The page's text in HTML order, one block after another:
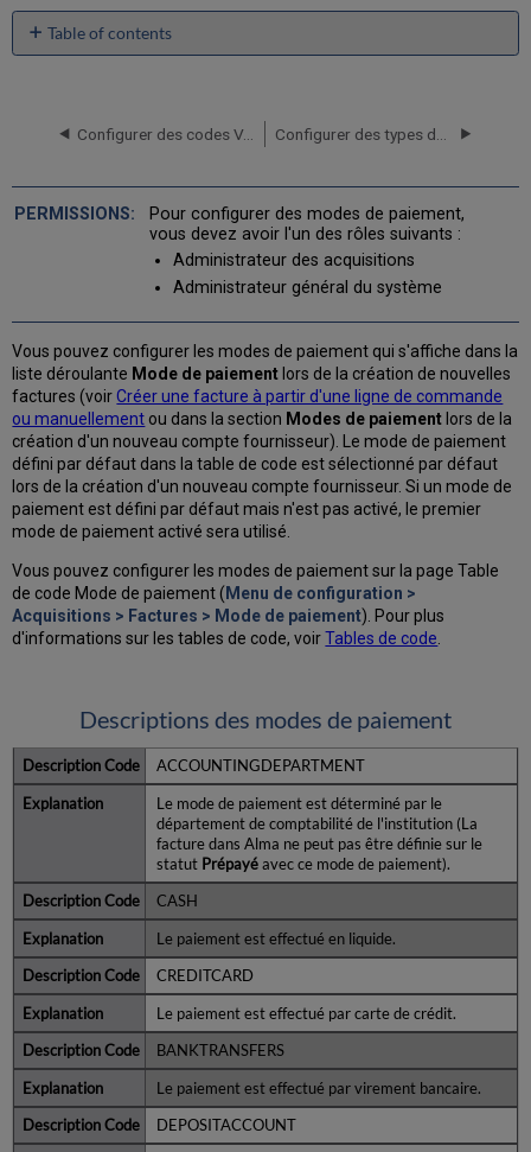
Table of contents
No
Configurer des codes VAT
Pour configurer des modes de paiement,
vous devez avoir l'un des rôles suivants :
Administrateur des acquisitions
Administrateur général du système
Vous pouvez configurer les modes de paiement qui s'affiche dans la
liste déroulante Mode de paiement lors de la création de nouvelles
factures (voirCréer une facture à partir d'une ligne de commande
ou manuellement ou dans la section Modes de paiement lors de la
création d'un nouveau compte fournisseur). Le mode de paiement
défini par défaut dans la table de code est sélectionné par défaut
lors de la création d'un nouveau compte fournisseur. Si un mode de
paiement est défini par défaut mais n'est pas activé, le premier
mode de paiement activé sera utilisé.
Vous pouvez configurer les modes de paiement sur la page Table
de code Mode de paiement ( Menu de configuration >
Acquisitions > Factures > Mode de paiement). Pour plus
d'informations sur les tables de code, voirTables de code
Descriptions des modes de paiement
ACCOUNTINGDEPARTMENT
Le mode de paiement est déterminé par le
département de comptabilité de l'institution (La
facture dans Alma ne peut pas être définie sur le
statut Prépayé avec ce mode de paiement).
CASH
Le paiement est effectué en liquide.
CREDITCARD
Le paiement est effectué par carte de crédit.
BANKTRANSFERS
Le paiement est effectué par virement bancaire.
DEPOSITACCOUNT